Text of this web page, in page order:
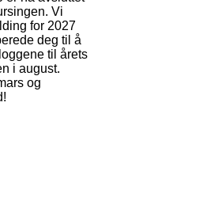
Vi
for 2027
deg til å
til årets
i august.
og